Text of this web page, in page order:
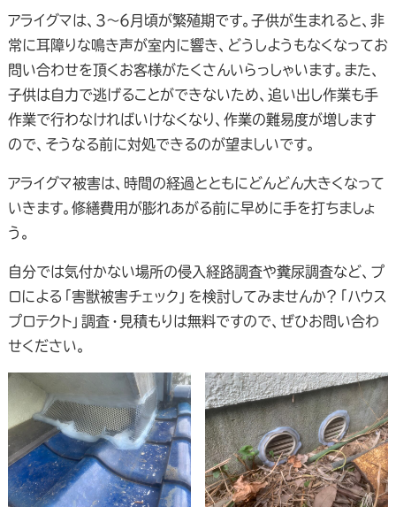
アライグマは、3～6月頃が繁殖期です。子供が生まれると、非
常に耳障りな鳴き声が室内に響き、どうしようもなくなってお
問い合わせを頂くお客様がたくさんいらっしゃいます。また、
子供は自力で逃げることができないため、追い出し作業も手
作業で行わなければいけなくなり、作業の難易度が増します
ので、そうなる前に対処できるのが望ましいです。
アライグマ被害は、時間の経過とともにどんどん大きくなって
いきます。修繕費用が膨れあがる前に早めに手を打ちましょ
う。
自分では気付かない場所の侵入経路調査や糞尿調査など、プ
ロによる「害獣被害チェック」を検討してみませんか？「ハウス
プロテクト」調査・見積もりは無料ですので、ぜひお問い合わ
せください。